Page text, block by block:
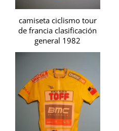
camiseta ciclismo tour
de francia clasificación
general 1982